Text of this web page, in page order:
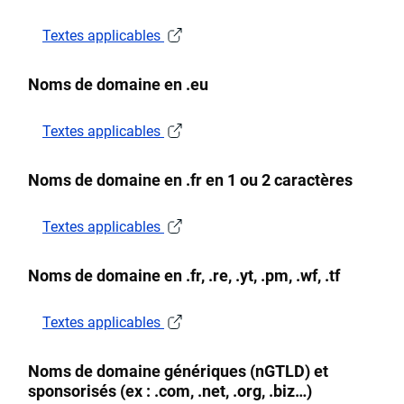
Textes applicables
Noms de domaine en .eu
Textes applicables
Noms de domaine en .fr en 1 ou 2 caractères
Textes applicables
Noms de domaine en .fr, .re, .yt, .pm, .wf, .tf
Textes applicables
Noms de domaine génériques (nGTLD) et
sponsorisés (ex : .com, .net, .org, .biz…)